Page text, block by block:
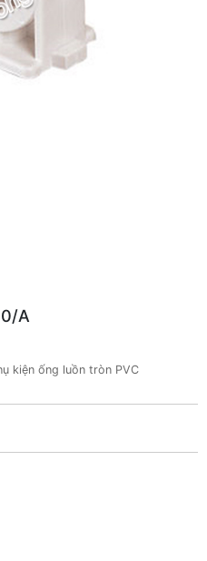
A
kiện ống luồn tròn PVC